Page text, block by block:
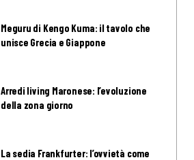
Meguru di Kengo Kuma: il tavolo che
unisce Grecia e Giappone
Arredi living Maronese: l’evoluzione
della zona giorno
La sedia Frankfurter: l’ovvietà come